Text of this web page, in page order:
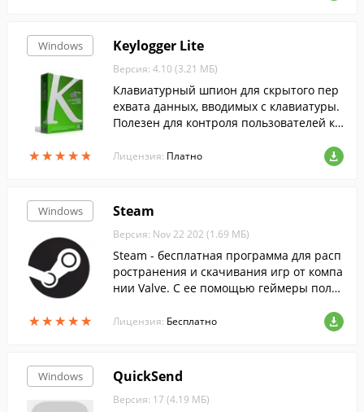
Windows
★★★★★
★★★★★
Keylogger Lite
Версия: 4.10 (3.21 МБ)
Клавиатурный шпион для скрытого пер
ехвата данных, вводимых с клавиатуры.
Полезен для контроля пользователей ко
Лицензия: Платно
Windows
★★★★★
★★★★★
Steam
Версия: Nov 22 202 (1.69 МБ)
Steam - бесплатная программа для расп
ространения и скачивания игр от компа
нии Valve. С ее помощью геймеры полу
Лицензия: Бесплатно
Windows QuickSend
Версия: 17 (4.19 МБ)